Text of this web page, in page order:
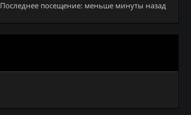
Последнее посещение: меньше минуты назад